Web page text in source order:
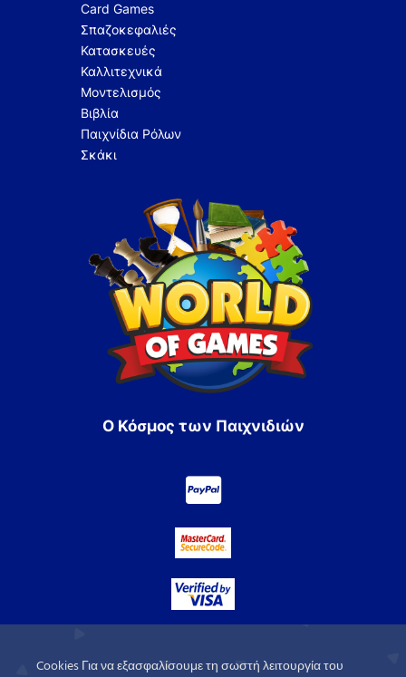
Card Games
Σπαζοκεφαλιές
Κατασκευές
Καλλιτεχνικά
Μοντελισμός
Βιβλία
Παιχνίδια Ρόλων
Σκάκι
Ο Κόσμος των Παιχνιδιών
Cookies Για να εξασφαλίσουμε τη σωστή λειτουργία του